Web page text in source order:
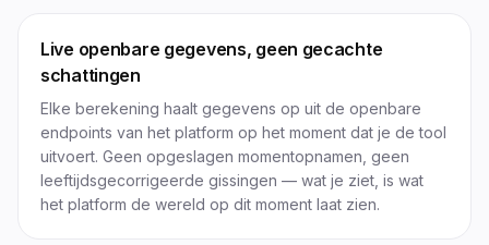
Live openbare gegevens, geen gecachte
schattingen
Elke berekening haalt gegevens op uit de openbare
endpoints van het platform op het moment dat je de tool
uitvoert. Geen opgeslagen momentopnamen, geen
leeftijdsgecorrigeerde gissingen — wat je ziet, is wat
het platform de wereld op dit moment laat zien.